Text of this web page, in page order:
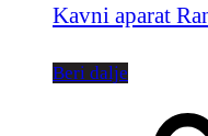
Kavni aparat
Beri dalje